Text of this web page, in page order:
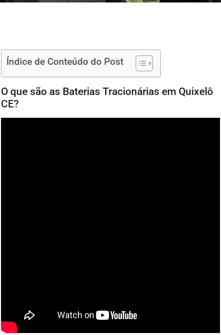
Índice de Conteúdo do Post
O que são as Baterias Tracionárias em Quixelô
CE?